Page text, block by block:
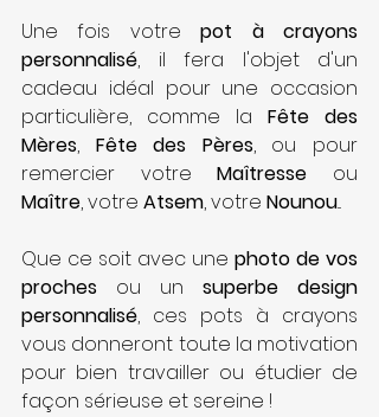
Une fois votre pot à crayons
personnalisé, il fera l'objet d'un
cadeau idéal pour une occasion
particulière, comme la Fête des
Mères, Fête des Pères, ou pour
remercier votre Maîtresse
Maître, votre Atsem, votre Nounou...
Que ce soit avec une photo de vos
proches ou un superbe design
personnalisé, ces pots à crayons
vous donneront toute la motivation
pour bien travailler ou étudier de
façon sérieuse et sereine !